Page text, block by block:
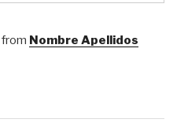
from Nombre Apellidos